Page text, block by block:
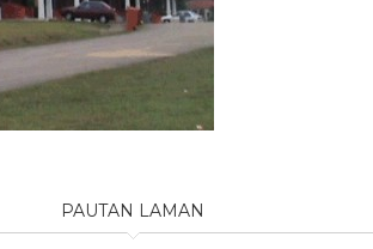
PAUTAN LAMAN